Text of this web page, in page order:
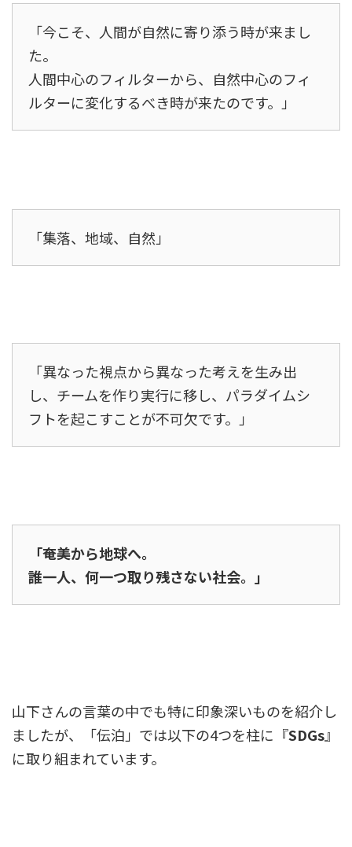
「今こそ、人間が自然に寄り添う時が来まし
た。
人間中心のフィルターから、自然中心のフィ
ルターに変化するべき時が来たのです。」
「集落、地域、自然」
「異なった視点から異なった考えを生み出
し、チームを作り実行に移し、パラダイムシ
フトを起こすことが不可欠です。」
「奄美から地球へ。
誰一人、何一つ取り残さない社会。」
山下さんの言葉の中でも特に印象深いものを紹介し
ましたが、「伝泊」では以下の4つを柱に『SDGs』
に取り組まれています。